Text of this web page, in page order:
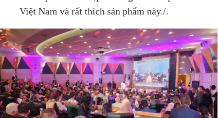
Việt Nam và rất thích sản phẩm này./.